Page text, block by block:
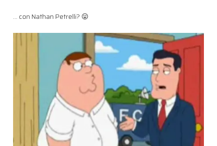
… con Nathan Petrelli? 😛